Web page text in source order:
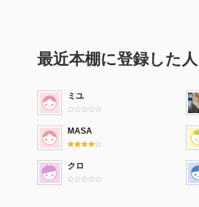
最近本棚に登録した人
ミユ
MASA
クロ